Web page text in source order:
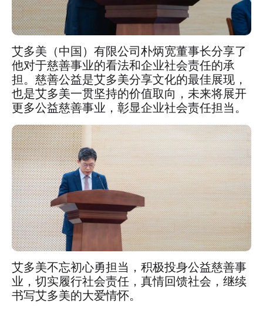
艾多美（中国）有限公司朴炳宽董事长分享了
他对于慈善事业的看法和企业社会责任的承
担。慈善公益是艾多美分享文化的最佳展现，
也是艾多美一贯坚持的价值取向，未来将展开
更多公益慈善事业，彰显企业社会责任担当。
艾多美不忘初心勇担当，积极投身公益慈善事
业，切实履行社会责任，真情回馈社会，继续
书写艾多美的大爱情怀。